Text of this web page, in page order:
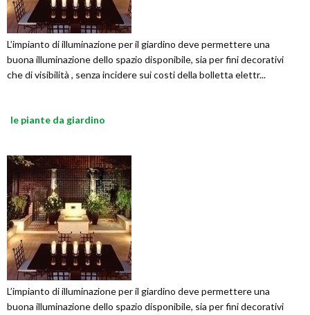
L’impianto di illuminazione per il giardino deve permettere una
buona illuminazione dello spazio disponibile, sia per fini decorativi
che di visibilità , senza incidere sui costi della bolletta elettr...
le piante da giardino
L’impianto di illuminazione per il giardino deve permettere una
buona illuminazione dello spazio disponibile, sia per fini decorativi